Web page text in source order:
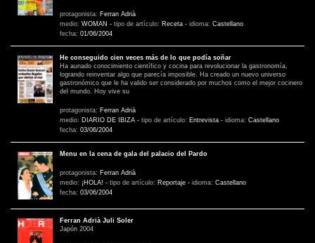
protagonista: Ferran Adrià
medio: WOMAN - tipo de artículo: Receta - idioma: Castellano
fecha: 01/06/2004
He conseguido cien veces más de lo que podía soñar
Ha aunado conocimiento científico y cocina para revolucionar la gastronomía,
logrando reinventar algo que parecía imposible. Ha creado un nuevo universo
gastronómico que le ha valido ser considerado por muchos como el mejor cocinero
del mundo. Hoy vive su
protagonista: Ferran Adrià
medio: DIARIO DE IBIZA - tipo de artículo: Entrevista - idioma: Castellano
fecha: 03/06/2004
Menu en la cena de gala del palacio del Pardo
protagonista: Ferran Adrià
medio: ¡HOLA! - tipo de artículo: Reportaje - idioma: Castellano
fecha: 03/06/2004
Ferran Adrià Juli Soler
Japón 2004